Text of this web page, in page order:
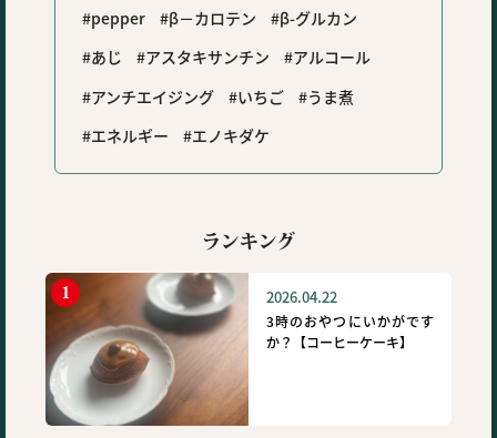
pepper
β－カロテン
β-グルカン
あじ
アスタキサンチン
アルコール
アンチエイジング
いちご
うま煮
エネルギー
エノキダケ
ランキング
2026.04.22
3時のおやつにいかがです
か？【コーヒーケーキ】